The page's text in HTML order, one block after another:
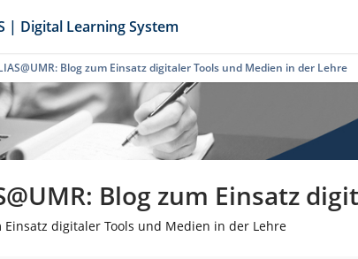
| Digital Learning System
Blog zum Einsatz digitaler Tools und Medien in der Lehre
Blog zum Einsatz
Einsatz digitaler Tools und Medien in der Lehre